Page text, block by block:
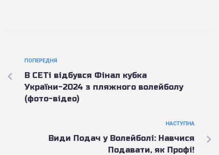
ПОПЕРЕДНЯ
В СЕТі відбувся Фінал кубка
України-2024 з пляжного волейболу
(фото-відео)
НАСТУПНА
Види Подач у Волейболі: Навчися
Подавати, як Профі!